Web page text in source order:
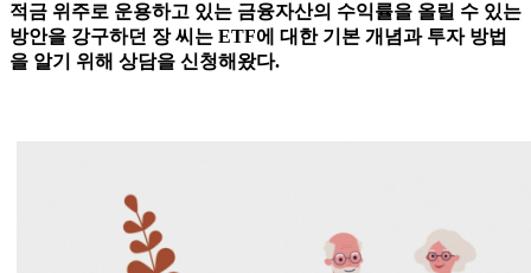
적금 위주로 운용하고 있는 금융자산의 수익률을 올릴 수 있는
방안을 강구하던 장 씨는 ETF에 대한 기본 개념과 투자 방법
을 알기 위해 상담을 신청해왔다.